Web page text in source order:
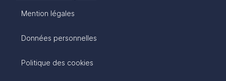
Mention légales
Données personnelles
Politique des cookies